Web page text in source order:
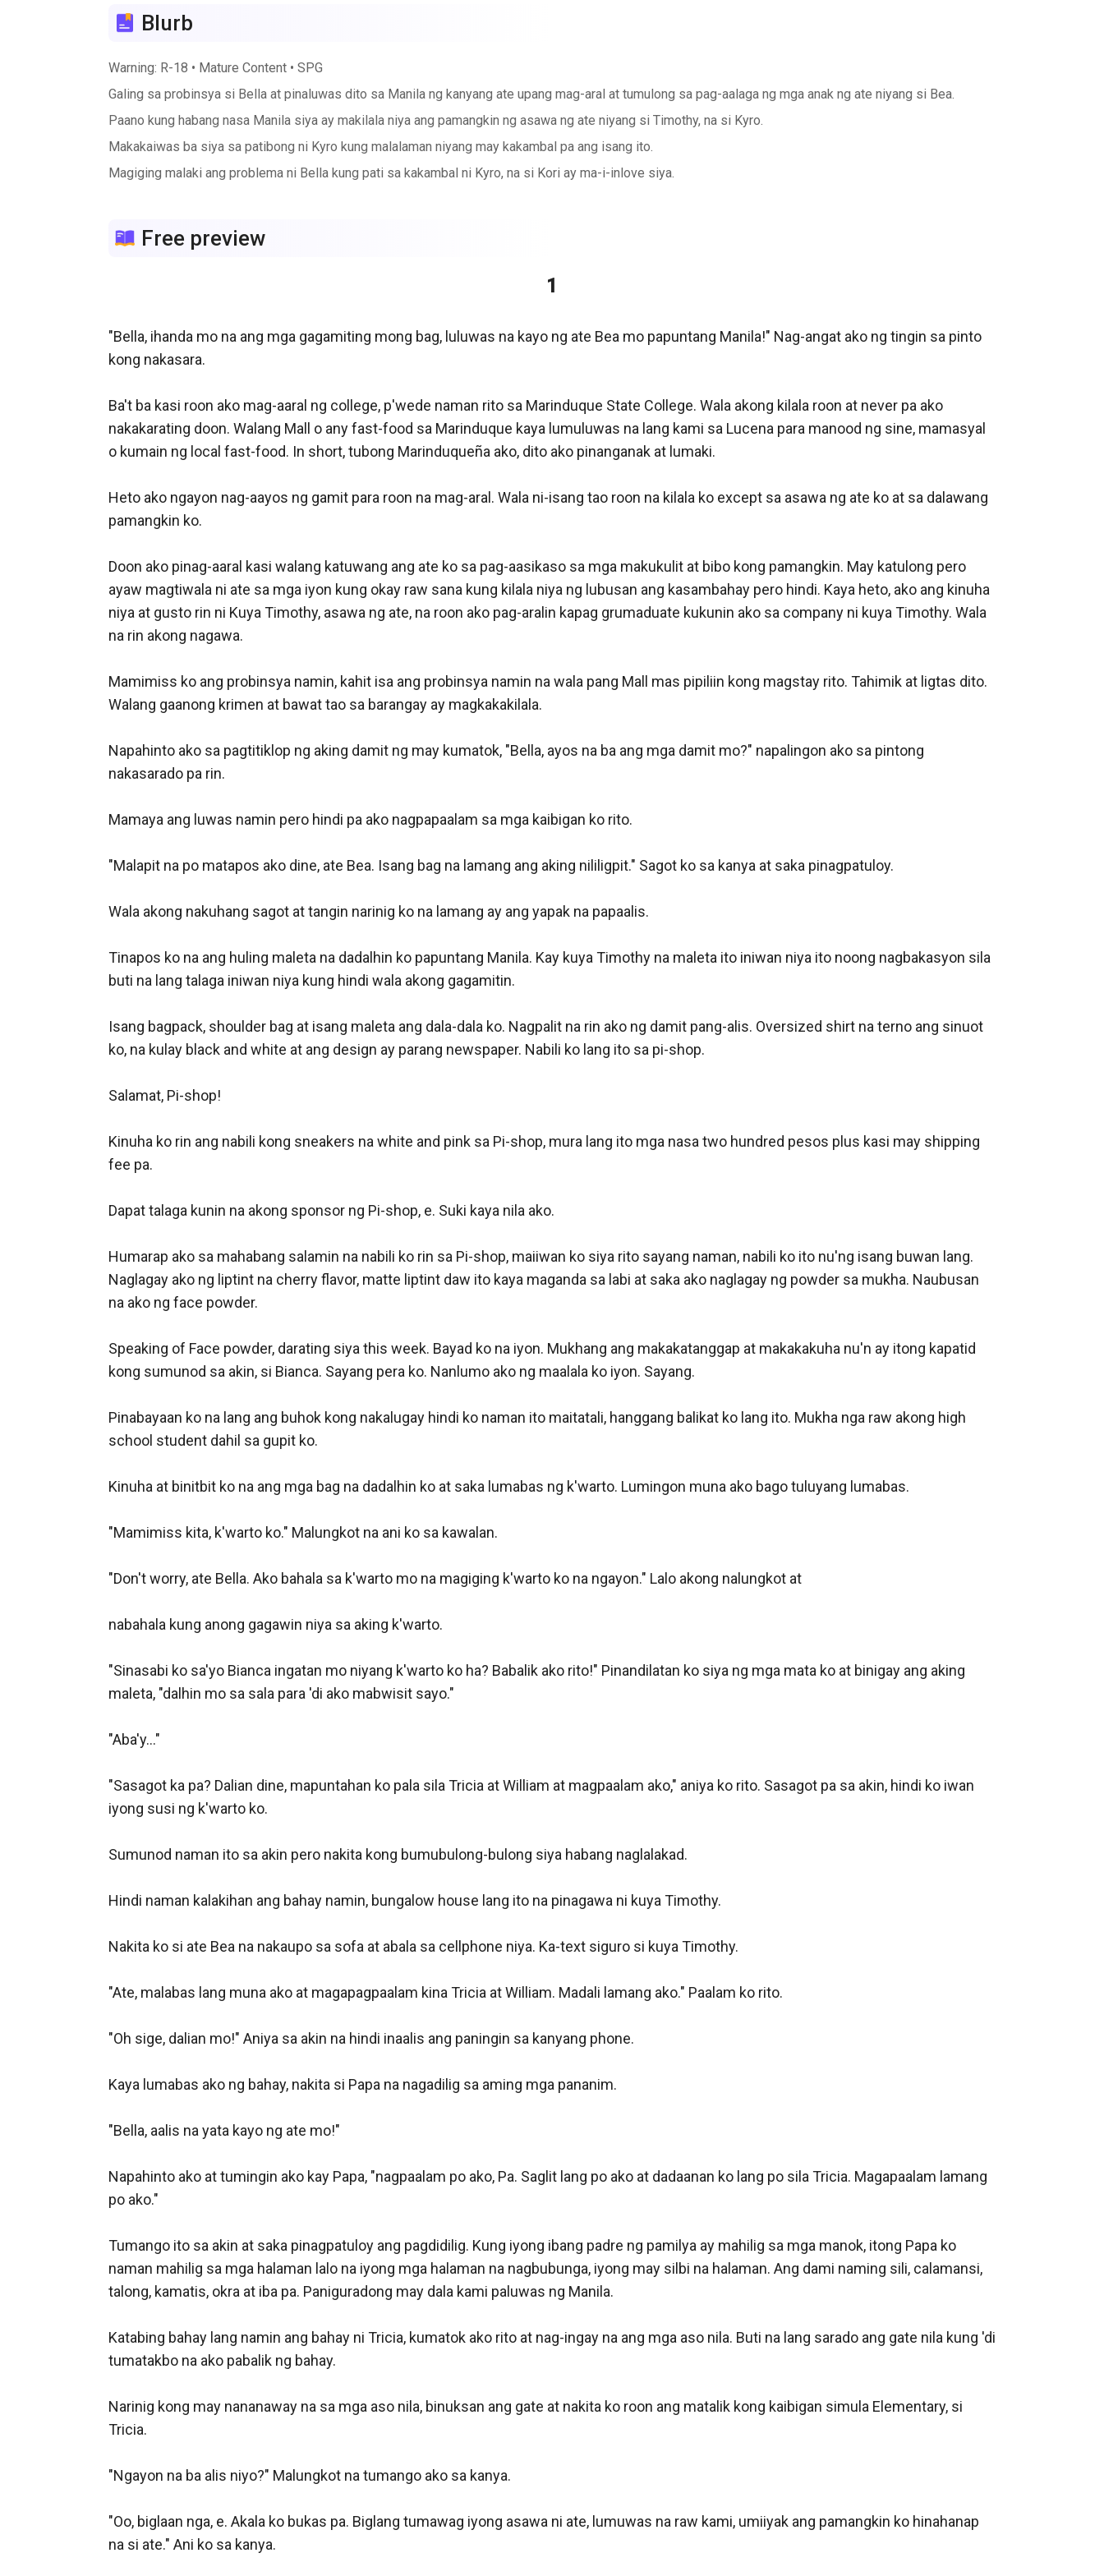
Blurb
Warning: R-18 • Mature Content • SPG
Galing sa probinsya si Bella at pinaluwas dito sa Manila ng kanyang ate upang mag-aral at tumulong sa pag-aalaga ng mga anak ng ate niyang si Bea.
Paano kung habang nasa Manila siya ay makilala niya ang pamangkin ng asawa ng ate niyang si Timothy, na si Kyro.
Makakaiwas ba siya sa patibong ni Kyro kung malalaman niyang may kakambal pa ang isang ito.
Magiging malaki ang problema ni Bella kung pati sa kakambal ni Kyro, na si Kori ay ma-i-inlove siya.
Free preview
1
"Bella, ihanda mo na ang mga gagamiting mong bag, luluwas na kayo ng ate Bea mo papuntang Manila!" Nag-angat ako ng tingin sa pinto
kong nakasara.
Ba't ba kasi roon ako mag-aaral ng college, p'wede naman rito sa Marinduque State College. Wala akong kilala roon at never pa ako
nakakarating doon. Walang Mall o any fast-food sa Marinduque kaya lumuluwas na lang kami sa Lucena para manood ng sine, mamasyal
o kumain ng local fast-food. In short, tubong Marinduqueña ako, dito ako pinanganak at lumaki.
Heto ako ngayon nag-aayos ng gamit para roon na mag-aral. Wala ni-isang tao roon na kilala ko except sa asawa ng ate ko at sa dalawang
pamangkin ko.
Doon ako pinag-aaral kasi walang katuwang ang ate ko sa pag-aasikaso sa mga makukulit at bibo kong pamangkin. May katulong pero
ayaw magtiwala ni ate sa mga iyon kung okay raw sana kung kilala niya ng lubusan ang kasambahay pero hindi. Kaya heto, ako ang kinuha
niya at gusto rin ni Kuya Timothy, asawa ng ate, na roon ako pag-aralin kapag grumaduate kukunin ako sa company ni kuya Timothy. Wala
na rin akong nagawa.
Mamimiss ko ang probinsya namin, kahit isa ang probinsya namin na wala pang Mall mas pipiliin kong magstay rito. Tahimik at ligtas dito.
Walang gaanong krimen at bawat tao sa barangay ay magkakakilala.
Napahinto ako sa pagtitiklop ng aking damit ng may kumatok, "Bella, ayos na ba ang mga damit mo?" napalingon ako sa pintong
nakasarado pa rin.
Mamaya ang luwas namin pero hindi pa ako nagpapaalam sa mga kaibigan ko rito.
"Malapit na po matapos ako dine, ate Bea. Isang bag na lamang ang aking nililigpit." Sagot ko sa kanya at saka pinagpatuloy.
Wala akong nakuhang sagot at tangin narinig ko na lamang ay ang yapak na papaalis.
Tinapos ko na ang huling maleta na dadalhin ko papuntang Manila. Kay kuya Timothy na maleta ito iniwan niya ito noong nagbakasyon sila
buti na lang talaga iniwan niya kung hindi wala akong gagamitin.
Isang bagpack, shoulder bag at isang maleta ang dala-dala ko. Nagpalit na rin ako ng damit pang-alis. Oversized shirt na terno ang sinuot
ko, na kulay black and white at ang design ay parang newspaper. Nabili ko lang ito sa pi-shop.
Salamat, Pi-shop!
Kinuha ko rin ang nabili kong sneakers na white and pink sa Pi-shop, mura lang ito mga nasa two hundred pesos plus kasi may shipping
fee pa.
Dapat talaga kunin na akong sponsor ng Pi-shop, e. Suki kaya nila ako.
Humarap ako sa mahabang salamin na nabili ko rin sa Pi-shop, maiiwan ko siya rito sayang naman, nabili ko ito nu'ng isang buwan lang.
Naglagay ako ng liptint na cherry flavor, matte liptint daw ito kaya maganda sa labi at saka ako naglagay ng powder sa mukha. Naubusan
na ako ng face powder.
Speaking of Face powder, darating siya this week. Bayad ko na iyon. Mukhang ang makakatanggap at makakakuha nu'n ay itong kapatid
kong sumunod sa akin, si Bianca. Sayang pera ko. Nanlumo ako ng maalala ko iyon. Sayang.
Pinabayaan ko na lang ang buhok kong nakalugay hindi ko naman ito maitatali, hanggang balikat ko lang ito. Mukha nga raw akong high
school student dahil sa gupit ko.
Kinuha at binitbit ko na ang mga bag na dadalhin ko at saka lumabas ng k'warto. Lumingon muna ako bago tuluyang lumabas.
"Mamimiss kita, k'warto ko." Malungkot na ani ko sa kawalan.
"Don't worry, ate Bella. Ako bahala sa k'warto mo na magiging k'warto ko na ngayon." Lalo akong nalungkot at
nabahala kung anong gagawin niya sa aking k'warto.
"Sinasabi ko sa'yo Bianca ingatan mo niyang k'warto ko ha? Babalik ako rito!" Pinandilatan ko siya ng mga mata ko at binigay ang aking
maleta, "dalhin mo sa sala para 'di ako mabwisit sayo."
"Aba'y..."
"Sasagot ka pa? Dalian dine, mapuntahan ko pala sila Tricia at William at magpaalam ako," aniya ko rito. Sasagot pa sa akin, hindi ko iwan
iyong susi ng k'warto ko.
Sumunod naman ito sa akin pero nakita kong bumubulong-bulong siya habang naglalakad.
Hindi naman kalakihan ang bahay namin, bungalow house lang ito na pinagawa ni kuya Timothy.
Nakita ko si ate Bea na nakaupo sa sofa at abala sa cellphone niya. Ka-text siguro si kuya Timothy.
"Ate, malabas lang muna ako at magapagpaalam kina Tricia at William. Madali lamang ako." Paalam ko rito.
"Oh sige, dalian mo!" Aniya sa akin na hindi inaalis ang paningin sa kanyang phone.
Kaya lumabas ako ng bahay, nakita si Papa na nagadilig sa aming mga pananim.
"Bella, aalis na yata kayo ng ate mo!"
Napahinto ako at tumingin ako kay Papa, "nagpaalam po ako, Pa. Saglit lang po ako at dadaanan ko lang po sila Tricia. Magapaalam lamang
po ako."
Tumango ito sa akin at saka pinagpatuloy ang pagdidilig. Kung iyong ibang padre ng pamilya ay mahilig sa mga manok, itong Papa ko
naman mahilig sa mga halaman lalo na iyong mga halaman na nagbubunga, iyong may silbi na halaman. Ang dami naming sili, calamansi,
talong, kamatis, okra at iba pa. Paniguradong may dala kami paluwas ng Manila.
Katabing bahay lang namin ang bahay ni Tricia, kumatok ako rito at nag-ingay na ang mga aso nila. Buti na lang sarado ang gate nila kung 'di
tumatakbo na ako pabalik ng bahay.
Narinig kong may nananaway na sa mga aso nila, binuksan ang gate at nakita ko roon ang matalik kong kaibigan simula Elementary, si
Tricia.
"Ngayon na ba alis niyo?" Malungkot na tumango ako sa kanya.
"Oo, biglaan nga, e. Akala ko bukas pa. Biglang tumawag iyong asawa ni ate, lumuwas na raw kami, umiiyak ang pamangkin ko hinahanap
na si ate." Ani ko sa kanya.